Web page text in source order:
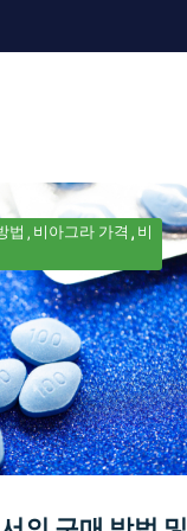
법 비아그라 가격
비